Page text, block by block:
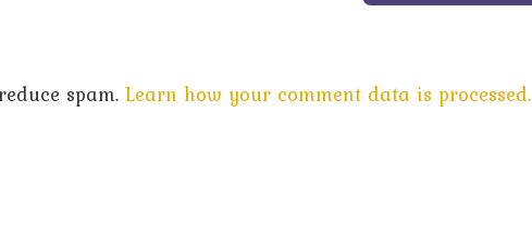
spam.Learn how your comment data is processed.